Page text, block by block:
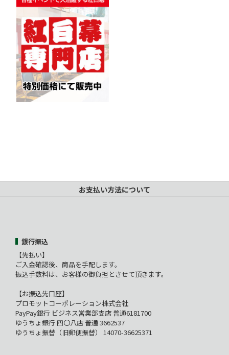
お支払い方法について
銀行振込
【先払い】
ご入金確認後、商品を手配します。
振込手数料は、お客様の御負担とさせて頂きます。
【お振込先口座】
プロモットコーポレーション株式会社
PayPay銀行 ビジネス営業部支店 普通6181700
ゆうちょ銀行 四〇八店 普通 3662537
ゆうちょ振替（旧郵便振替） 14070-36625371